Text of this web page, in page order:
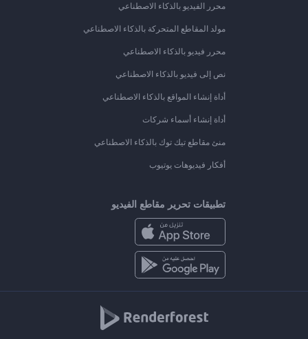
محرر الفيديو بالذكاء الاصطناعي
مولد المقاطع المتحركة بالذكاء الاصطناعي
محرر فيديو بالذكاء الاصطناعي
نص إلى فيديو بالذكاء الاصطناعي
أداة إنشاء المواقع بالذكاء الاصطناعي
أداة إنشاء أسماء شركات
منئ مقاطع تيك توك بالذكاء الاصطناعي
أفكار فيديوهات يوتيوب
تطبيقات تحرير مقاطع الفيديو